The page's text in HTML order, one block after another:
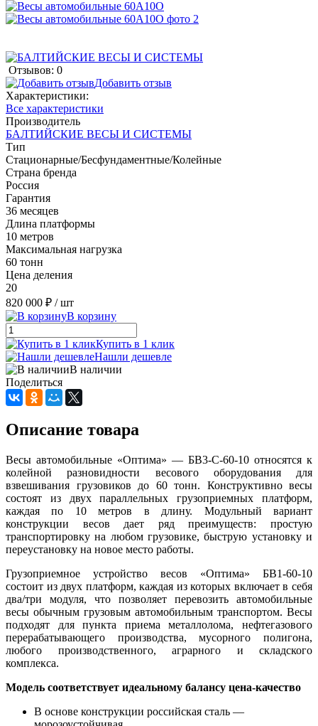
Отзывов: 0
Добавить отзыв
Характеристики:
Все характеристики
Производитель
БАЛТИЙСКИЕ ВЕСЫ И СИСТЕМЫ
Тип
Стационарные/Бесфундаментные/Колейные
Страна бренда
Россия
Гарантия
36 месяцев
Длина платформы
10 метров
Максимальная нагрузка
60 тонн
Цена деления
20
820 000 ₽ / шт
В корзину
Купить в 1 клик
Нашли дешевле
В наличии
Поделиться
Описание товара
Весы автомобильные «Оптима» — БВ3-С-60-10 относятся к
колейной разновидности весового оборудования для
взвешивания грузовиков до 60 тонн. Конструктивно весы
состоят из двух параллельных грузоприемных платформ,
каждая по 10 метров в длину. Модульный вариант
конструкции весов дает ряд преимуществ: простую
транспортировку на любом грузовике, быструю установку и
переустановку на новое место работы.
Грузоприемное устройство весов «Оптима» БВ1-60-10
состоит из двух платформ, каждая из которых включает в себя
два/три модуля, что позволяет перевозить автомобильные
весы обычным грузовым автомобильным транспортом. Весы
подходят для пункта приема металлолома, нефтегазового
перерабатывающего производства, мусорного полигона,
любого производственного, аграрного и складского
комплекса.
Модель соответствует идеальному балансу цена-качество
В основе конструкции российская сталь —